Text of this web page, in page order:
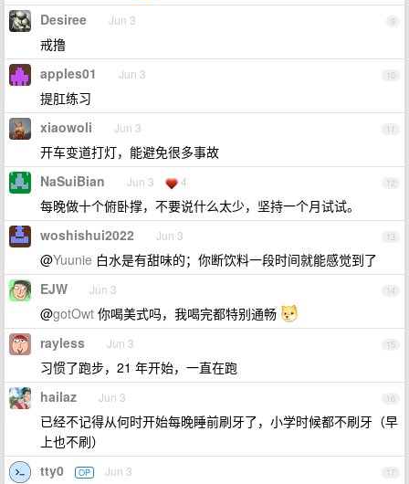
9
Desiree Jun 3
戒撸
10
apples01 Jun 3
提肛练习
11
xiaowoli Jun 3
开车变道打灯，能避免很多事故
12
NaSuiBian Jun 3 4
每晚做十个俯卧撑，不要说什么太少，坚持一个月试试。
13
woshishui2022 Jun 3
@Yuunie 白水是有甜味的；你断饮料一段时间就能感觉到了
14
EJW Jun 3
@gotOwt 你喝美式吗，我喝完都特别通畅
15
rayless Jun 3
习惯了跑步，21 年开始，一直在跑
16
hailaz Jun 3
已经不记得从何时开始每晚睡前刷牙了，小学时候都不刷牙（早
上也不刷）
17
tty0 OP Jun 3